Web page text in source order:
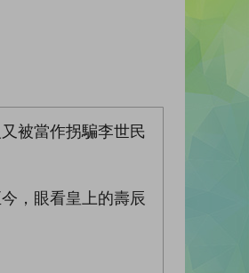
被當作拐騙李世民
，眼看皇上的壽辰